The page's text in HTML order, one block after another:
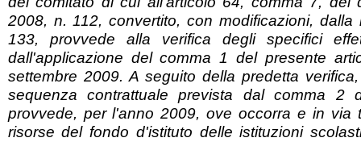
2008, n. 112, convertito, con modificazioni,
133, provvede alla verifica degli specifici
dall'applicazione del comma 1 del presente
settembre 2009. A seguito della predetta
sequenza contrattuale prevista dal comma 2
provvede, per l'anno 2009, ove occorra e in via
risorse del fondo d'istituto delle istituzioni